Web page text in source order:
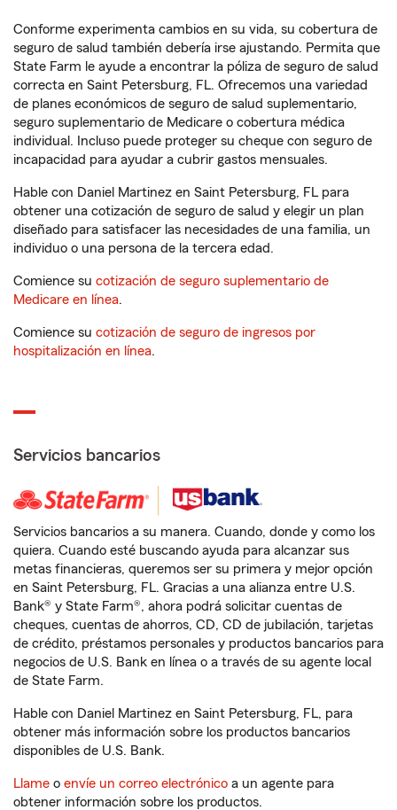
Conforme experimenta cambios en su vida, su cobertura de
seguro de salud también debería irse ajustando. Permita que
State Farm le ayude a encontrar la póliza de seguro de salud
correcta en Saint Petersburg, FL. Ofrecemos una variedad
de planes económicos de seguro de salud suplementario,
seguro suplementario de Medicare o cobertura médica
individual. Incluso puede proteger su cheque con seguro de
incapacidad para ayudar a cubrir gastos mensuales.
Hable con Daniel Martinez en Saint Petersburg, FL para
obtener una cotización de seguro de salud y elegir un plan
diseñado para satisfacer las necesidades de una familia, un
individuo o una persona de la tercera edad.
Comience su cotización de seguro suplementario de
Medicare en línea.
Comience su cotización de seguro de ingresos por
hospitalización en línea.
Servicios bancarios
Servicios bancarios a su manera. Cuando, donde y como los
quiera. Cuando esté buscando ayuda para alcanzar sus
metas financieras, queremos ser su primera y mejor opción
en Saint Petersburg, FL. Gracias a una alianza entre U.S.
Bank® y State Farm®, ahora podrá solicitar cuentas de
cheques, cuentas de ahorros, CD, CD de jubilación, tarjetas
de crédito, préstamos personales y productos bancarios para
negocios de U.S. Bank en línea o a través de su agente local
de State Farm.
Hable con Daniel Martinez en Saint Petersburg, FL, para
obtener más información sobre los productos bancarios
disponibles de U.S. Bank.
Llame o envíe un correo electrónico a un agente para
obtener información sobre los productos.